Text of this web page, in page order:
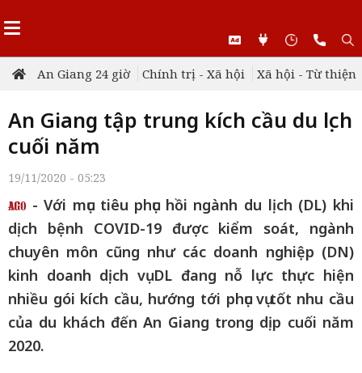
An Giang 24 giờ Chính trị - Xã hội Xã hội - Từ thiện
An Giang tập trung kích cầu du lịch
cuối năm
19/11/2020 - 05:23
- Với mục tiêu phục hồi ngành du lịch (DL) khi
dịch bệnh COVID-19 được kiểm soát, ngành
chuyên môn cũng như các doanh nghiệp (DN)
kinh doanh dịch vụ DL đang nỗ lực thực hiện
nhiều gói kích cầu, hướng tới phục vụ tốt nhu cầu
của du khách đến An Giang trong dịp cuối năm
2020.